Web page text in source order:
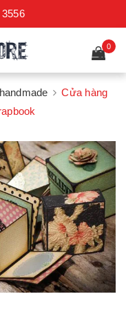
0
Cửa hàng